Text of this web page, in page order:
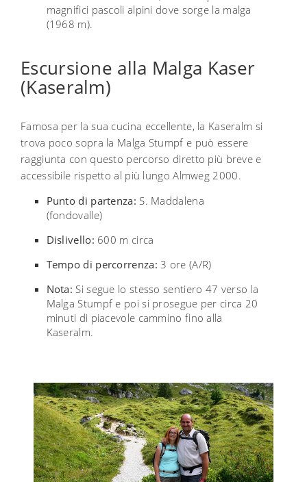
magnifici pascoli alpini dove sorge la malga
(1968 m).
Escursione alla Malga Kaser
(Kaseralm)
Famosa per la sua cucina eccellente, la Kaseralm si
trova poco sopra la Malga Stumpf e può essere
raggiunta con questo percorso diretto più breve e
accessibile rispetto al più lungo Almweg 2000.
Punto di partenza: S. Maddalena
(fondovalle)
Dislivello: 600 m circa
Tempo di percorrenza: 3 ore (A/R)
Nota: Si segue lo stesso sentiero 47 verso la
Malga Stumpf e poi si prosegue per circa 20
minuti di piacevole cammino fino alla
Kaseralm.